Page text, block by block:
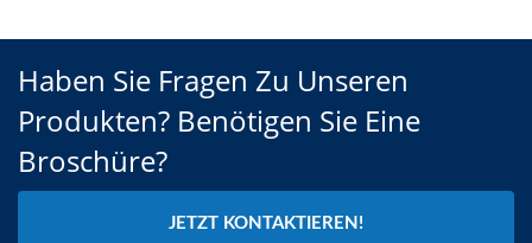
Haben Sie Fragen Zu Unseren
Produkten? Benötigen Sie Eine
Broschüre?
JETZT KONTAKTIEREN!